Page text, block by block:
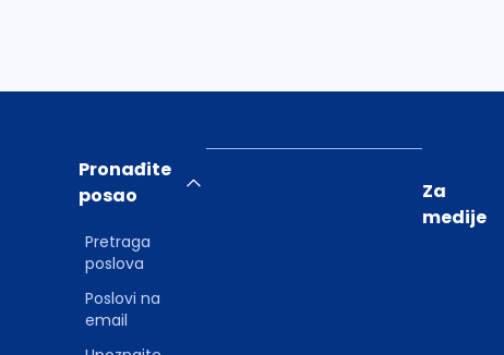
Pronađite
posao
Pretraga
poslova
Poslovi na
email
Za
medije